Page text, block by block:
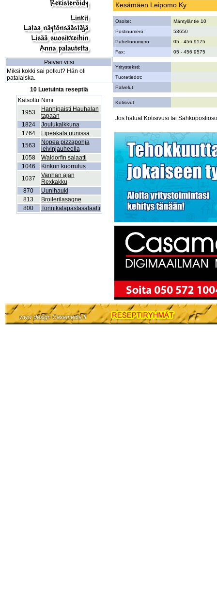
Päivän vitsi
Miksi kokki sai potkut? Hän oli
patalaiska.
10 Luetuinta reseptiä
Katsottu Nimi
1953
Hanhipaisti Hauhalan
tapaan
1824
Joulukalkkuna
1764
Lipeäkala uunissa
1563
Nopea pizzapohja
leivinjauheella
1058
Waldorfin salaatti
1046
Kinkun kuorrutus
1037
Vanhan ajan
Rexkakku
870
Uunihauki
813
Broilerilasagne
800
Tonnikalapastasalaatti
Kesämäen Leipomo Ky
Osoite:
Mäntyläntie 10
Postinumero:
53650
Puhelinnumero:
05 - 456 9175
Fax:
05 - 456 9575
Yritysteksti:
Tuotetiedot:
Palvelut:
Kotisivut:
Jos haluat Kotisivusi tai